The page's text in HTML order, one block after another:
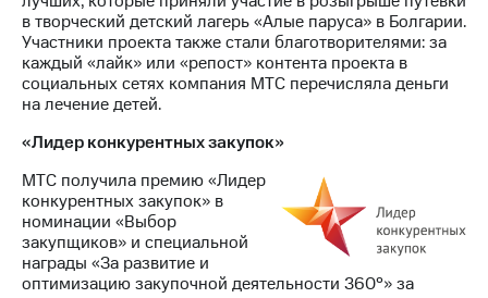
в творческий детский лагерь «Алые паруса» в Болгарии.
Участники проекта также стали благотворителями: за
каждый «лайк» или «репост» контента проекта в
социальных сетях компания МТС перечисляла деньги
на лечение детей.
«Лидер конкурентных закупок»
МТС получила премию «Лидер
конкурентных закупок» в
номинации «Выбор
закупщиков» и специальной
награды «За развитие и
оптимизацию закупочной деятельности 360°» за